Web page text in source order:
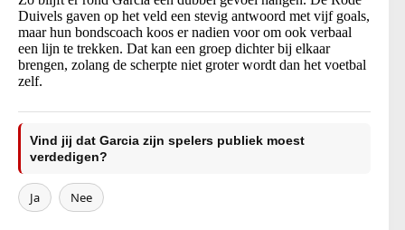
Duivels gaven op het veld een stevig antwoord met vijf goals,
maar hun bondscoach koos er nadien voor om ook verbaal
een lijn te trekken. Dat kan een groep dichter bij elkaar
brengen, zolang de scherpte niet groter wordt dan het voetbal
zelf.
Vind jij dat Garcia zijn spelers publiek moest
verdedigen?
Ja Nee